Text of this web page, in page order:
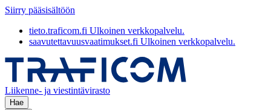
Siirry pääsisältöön
tieto.traficom.fi Ulkoinen verkkopalvelu.
saavutettavuusvaatimukset.fi Ulkoinen verkkopalvelu.
Liikenne- ja viestintävirasto
Hae